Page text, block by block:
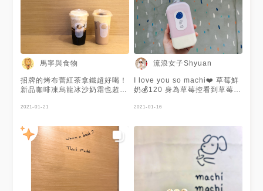
馬寧與食物
招牌的烤布蕾紅茶拿鐵超好喝！
新品咖啡凍烏龍冰沙奶霜也超
甜的布蕾超搭！
2021-01-21
流浪女子Shyuan
I love you so machi❤️ 草莓鮮
奶💰120 身為草莓控看到草莓鮮
剛好 喝得到草莓的顆粒很少女
會很噁心 我覺得還蠻好喝的但
這個價位只能偶爾喝😂
2021-01-16